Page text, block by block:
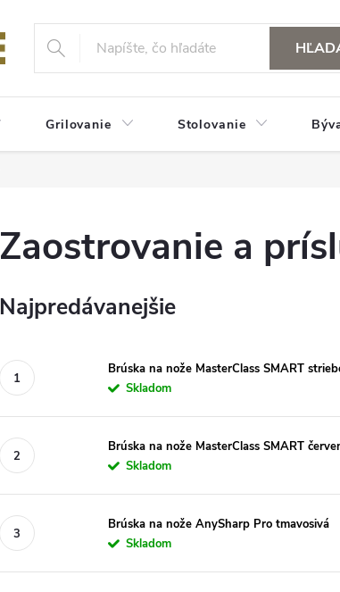
Grilovanie Stolovanie
Zaostrovanie a
Najpredávanejšie
Brúska na nože MasterClass SMART
Skladom
Brúska na nože MasterClass SMART
Skladom
Brúska na nože AnySharp Pro tmavosivá
Skladom